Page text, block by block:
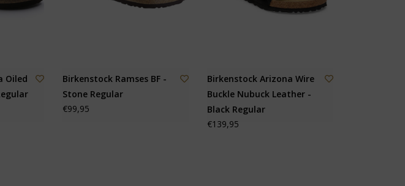
Oiled
Birkenstock Ramses BF -
Stone Regular
€99,95
Birkenstock Arizona Wire
Buckle Nubuck Leather -
Black Regular
€139,95